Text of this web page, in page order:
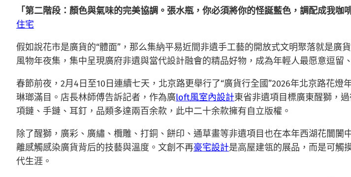
「第二階段：顏色與氣味的完美協調。張水瓶，你必須將你的怪誕藍色，調配成我
住宅
假如說花市是廣貨的“體面”，那么集納平易近間非遺手工藝的開放式文明聚落就是廣
風物年夜集，集中呈現廣府非遺與當代設計融會的精品好物，成為年輕人最愿意逗留
春節前夜，2月4日至10日連續七天，北京路更舉行了“廣貨行全國”2026年北京路花燈
琳瑯滿目。店長林師傅告訴記者，作為廣loft風室內設計東省非遺項目標廣東醒獅，
項鏈、手鏈、耳釘，品類多達兩百余款，此中二十余款擁有自立版權。
除了醒獅，廣彩、廣繡、欖雕、打銅、餅印、通草畫等非遺項目也在本年西湖花闤闠
離感觸感染廣貨背后的技藝與溫度。文創不再豪宅設計是高屋建瓴的展品，而是可觸
代生涯。